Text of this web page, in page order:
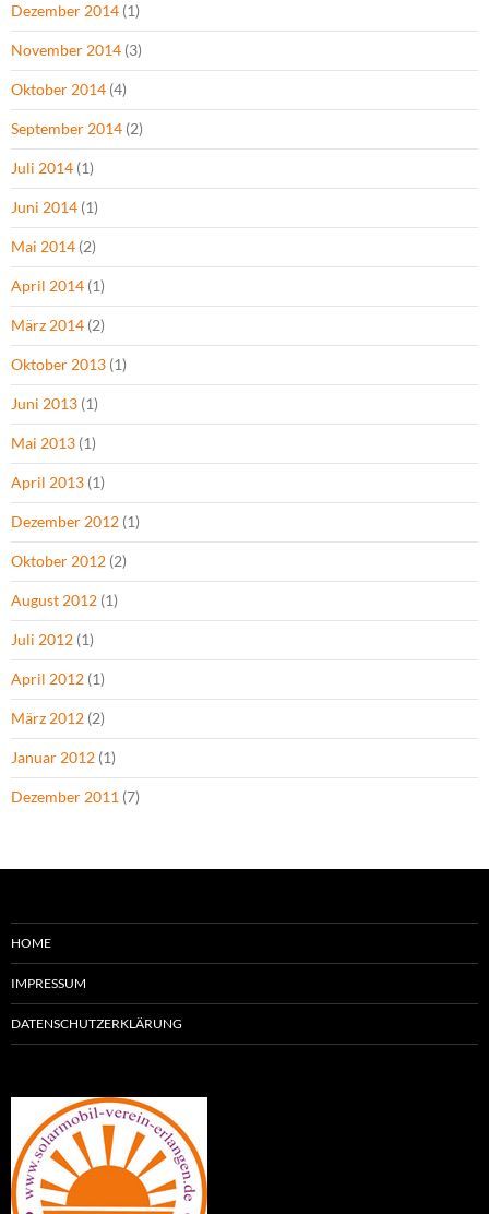
Dezember 2014 (1)
November 2014 (3)
Oktober 2014 (4)
September 2014 (2)
Juli 2014 (1)
Juni 2014 (1)
Mai 2014 (2)
April 2014 (1)
März 2014 (2)
Oktober 2013 (1)
Juni 2013 (1)
Mai 2013 (1)
April 2013 (1)
Dezember 2012 (1)
Oktober 2012 (2)
August 2012 (1)
Juli 2012 (1)
April 2012 (1)
März 2012 (2)
Januar 2012 (1)
Dezember 2011 (7)
HOME
IMPRESSUM
DATENSCHUTZERKLÄRUNG